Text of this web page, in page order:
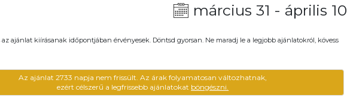
március 31 - április 10
ajánlat kiírásanak időpontjában érvényesek. Döntsd gyorsan. Ne maradj le a legjobb ajánlatokról, kövess
Az ajánlat 2733 napja nem frissült. Az árak folyamatosan változhatnak,
ezért célszerű a legfrissebb ajánlatokat böngészni.